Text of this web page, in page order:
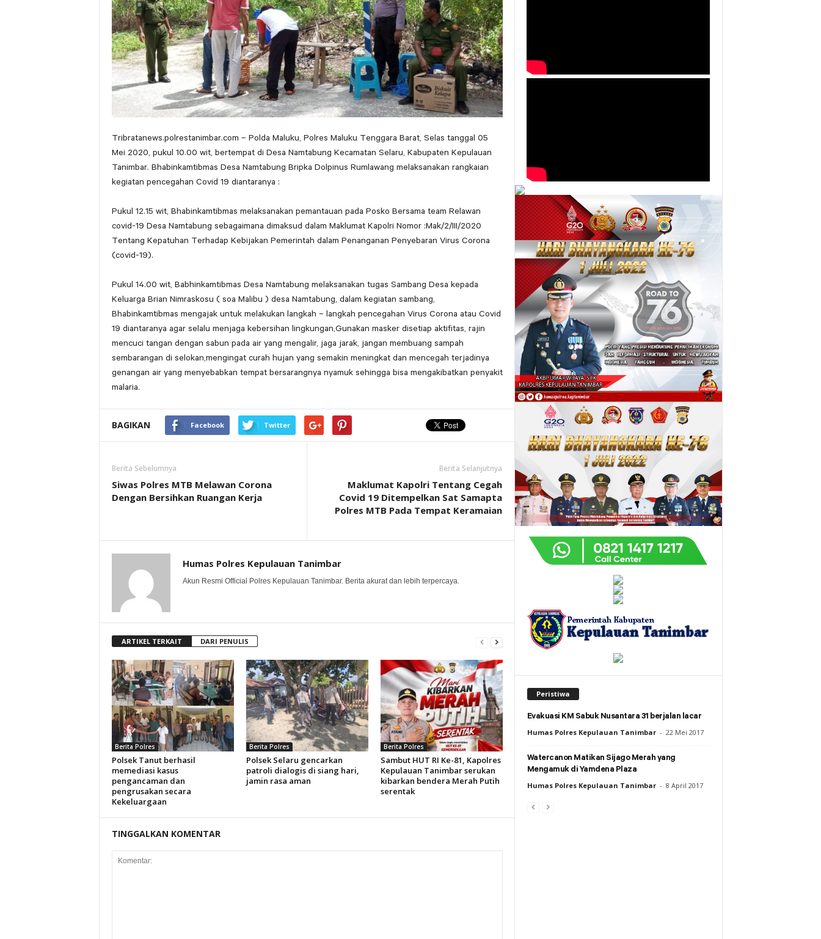
Tribratanews.polrestanimbar.com – Polda Maluku, Polres Maluku Tenggara Barat, Selas tanggal 05
Mei 2020, pukul 10.00 wit, bertempat di Desa Namtabung Kecamatan Selaru, Kabupaten Kepulauan
Tanimbar. Bhabinkamtibmas Desa Namtabung Bripka Dolpinus Rumlawang melaksanakan rangkaian
kegiatan pencegahan Covid 19 diantaranya :
Pukul 12.15 wit, Bhabinkamtibmas melaksanakan pemantauan pada Posko Bersama team Relawan
covid-19 Desa Namtabung sebagaimana dimaksud dalam Maklumat Kapolri Nomor :Mak/2/III/2020
Tentang Kepatuhan Terhadap Kebijakan Pemerintah dalam Penanganan Penyebaran Virus Corona
(covid-19).
Pukul 14.00 wit, Babhinkamtibmas Desa Namtabung melaksanakan tugas Sambang Desa kepada
Keluarga Brian Nimraskosu ( soa Malibu ) desa Namtabung, dalam kegiatan sambang,
Bhabinkamtibmas mengajak untuk melakukan langkah – langkah pencegahan Virus Corona atau Covid
19 diantaranya agar selalu menjaga kebersihan lingkungan,Gunakan masker disetiap aktifitas, rajin
mencuci tangan dengan sabun pada air yang mengalir, jaga jarak, jangan membuang sampah
sembarangan di selokan,mengingat curah hujan yang semakin meningkat dan mencegah terjadinya
genangan air yang menyebabkan tempat bersarangnya nyamuk sehingga bisa mengakibatkan penyakit
malaria.
BAGIKAN Facebook Twitter
Berita Sebelumnya
Siwas Polres MTB Melawan Corona
Dengan Bersihkan Ruangan Kerja
Berita Selanjutnya
Maklumat Kapolri Tentang Cegah
Covid 19 Ditempelkan Sat Samapta
Polres MTB Pada Tempat Keramaian
Humas Polres Kepulauan Tanimbar
Akun Resmi Official Polres Kepulauan Tanimbar. Berita akurat dan lebih terpercaya.
ARTIKEL TERKAIT DARI PENULIS
Berita Polres
Polsek Tanut berhasil
memediasi kasus
pengancaman dan
pengrusakan secara
Kekeluargaan
Berita Polres
Polsek Selaru gencarkan
patroli dialogis di siang hari,
jamin rasa aman
Berita Polres
Sambut HUT RI Ke-81, Kapolres
Kepulauan Tanimbar serukan
kibarkan bendera Merah Putih
serentak
TINGGALKAN KOMENTAR
Peristiwa
Evakuasi KM Sabuk Nusantara 31 berjalan lacar
Humas Polres Kepulauan Tanimbar - 22 Mei 2017
Watercanon Matikan Sijago Merah yang
Mengamuk di Yamdena Plaza
Humas Polres Kepulauan Tanimbar - 8 April 2017